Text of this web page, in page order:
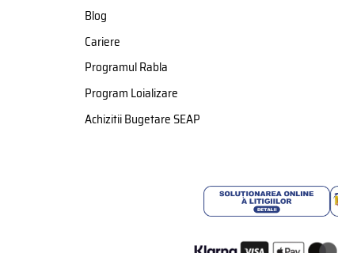
Blog
Cariere
Programul Rabla
Program Loializare
Achizitii Bugetare SEAP